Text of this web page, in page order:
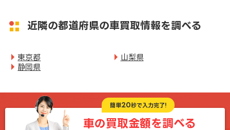
近隣の都道府県の車買取情報を調べる
東京都
山梨県
静岡県
簡単20秒で入力完了!
車の買取金額を調べる